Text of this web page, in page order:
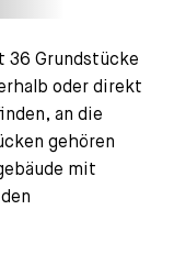
+
36 Grundstücke
oder direkt
an die
gehören
mit